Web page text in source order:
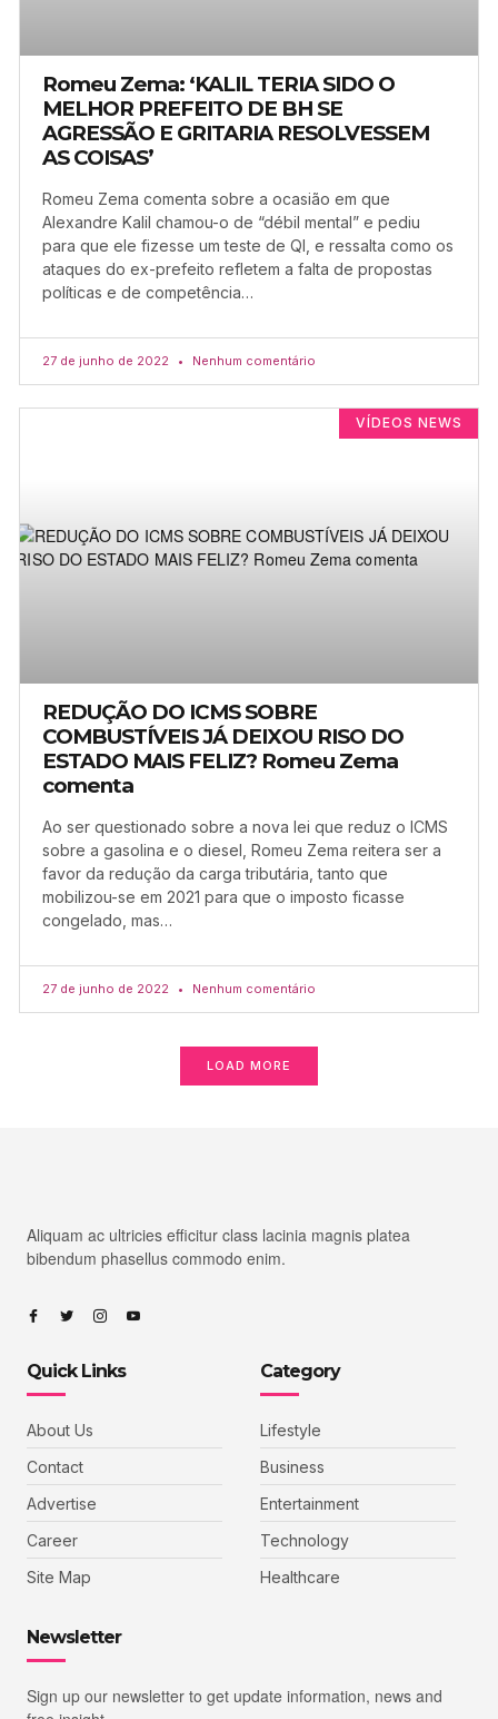
Romeu Zema: ‘KALIL TERIA SIDO O
MELHOR PREFEITO DE BH SE
AGRESSÃO E GRITARIA RESOLVESSEM
AS COISAS’
Romeu Zema comenta sobre a ocasião em que
Alexandre Kalil chamou-o de “débil mental” e pediu
para que ele fizesse um teste de QI, e ressalta como os
ataques do ex-prefeito refletem a falta de propostas
políticas e de competência…
27 de junho de 2022 Nenhum comentário
VÍDEOS NEWS
REDUÇÃO DO ICMS SOBRE
COMBUSTÍVEIS JÁ DEIXOU RISO DO
ESTADO MAIS FELIZ? Romeu Zema
comenta
Ao ser questionado sobre a nova lei que reduz o ICMS
sobre a gasolina e o diesel, Romeu Zema reitera ser a
favor da redução da carga tributária, tanto que
mobilizou-se em 2021 para que o imposto ficasse
congelado, mas…
27 de junho de 2022 Nenhum comentário
LOAD MORE
Aliquam ac ultricies efficitur class lacinia magnis platea
bibendum phasellus commodo enim.
Quick Links
About Us
Contact
Advertise
Career
Site Map
Category
Lifestyle
Business
Entertainment
Technology
Healthcare
Newsletter
Sign up our newsletter to get update information, news and